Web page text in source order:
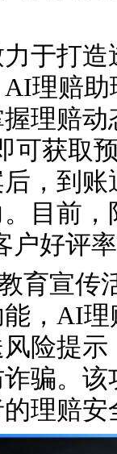
于打
理赔
理赔
可获取
，到
目前
户好评
育宣
，AI
险提
骗。
理赔安